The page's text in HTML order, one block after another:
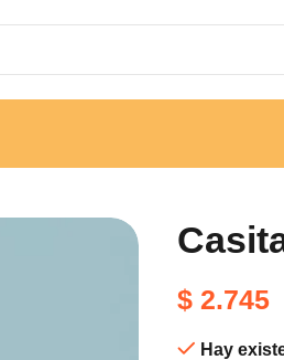
$ 2.745
Hay